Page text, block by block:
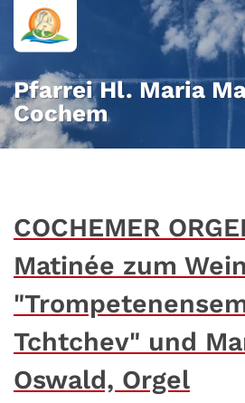
Zum Inhalt springen
Pfarrei Hl. Maria
Cochem
COCHEMER
Matinée zum
Tchtchev" und
Oswald, Orgel